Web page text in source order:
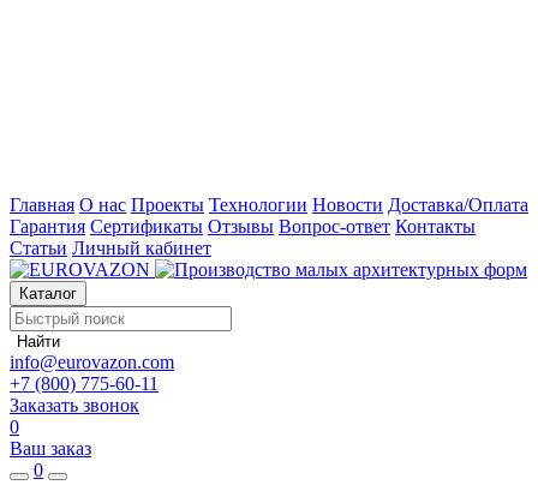
Главная О нас Проекты Технологии Новости Доставка/Оплата
Гарантия Сертификаты Отзывы Вопрос-ответ Контакты
Статьи Личный кабинет
Каталог
Найти
info@eurovazon.com
+7 (800) 775-60-11
Заказать звонок
0
Ваш заказ
0